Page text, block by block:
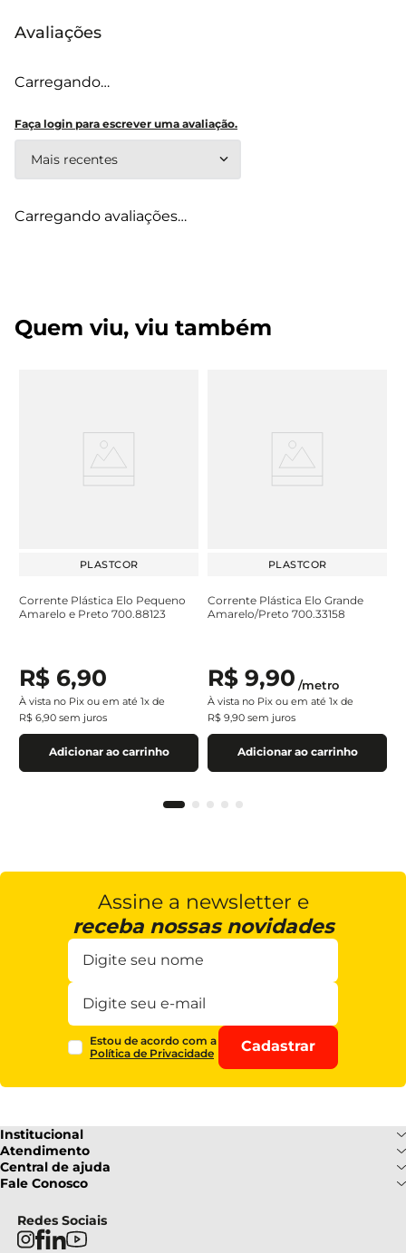
Avaliações
Carregando…
Faça login para escrever uma avaliação.
Mais recentes
Carregando avaliações…
Quem viu, viu também
PLASTCOR
Corrente Plástica Elo Pequeno
Amarelo e Preto 700.88123
R$ 6,90
À vista no Pix ou em até 1x de
R$ 6,90 sem juros
Adicionar ao carrinho
PLASTCOR
Corrente Plástica Elo Grande
Amarelo/Preto 700.33158
R$ 9,90 /metro
À vista no Pix ou em até 1x de
R$ 9,90 sem juros
Adicionar ao carrinho
Assine a newsletter e
receba nossas novidades
Estou de acordo com a
Política de Privacidade
Cadastrar
Institucional
Sobre Nós
Nossas Lojas
Privacidade e Segurança
Termos e Condições
Atendimento
Formas de pagamento
Regulamentos
Central de ajuda
Fale Conosco
Frete e Entrega
Troca e Devoluções
Fale Conosco
(085) 3214-7900
Segunda a Sexta: 08h as 18h |
Redes Sociais